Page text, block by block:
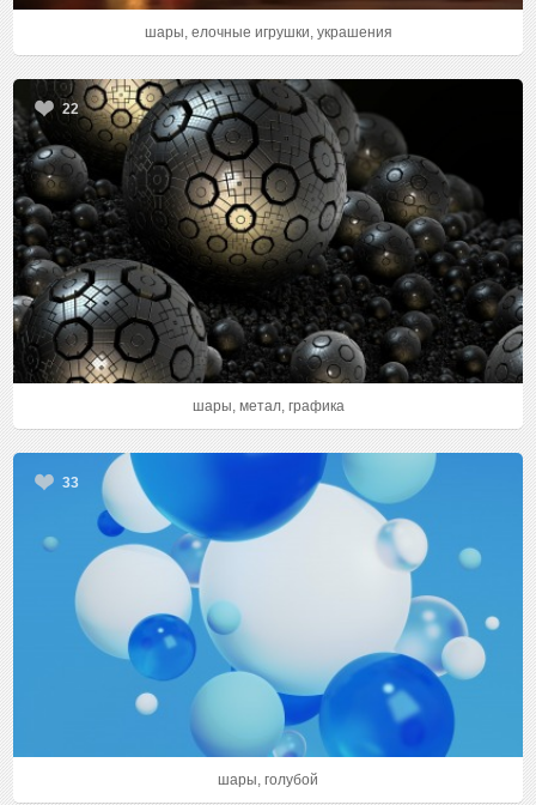
шары, елочные игрушки, украшения
22
шары, метал, графика
33
шары, голубой